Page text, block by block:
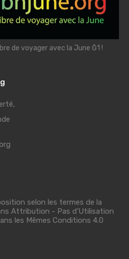
de voyager avec la June Ğ1 !
selon les termes de la
Attribution - Pas d’Utilisation
les Mêmes Conditions 4.0